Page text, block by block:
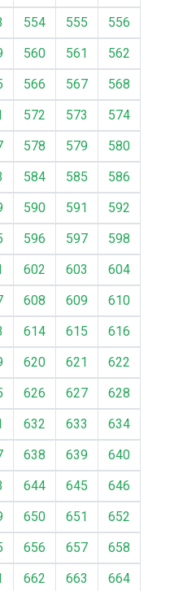
554 555
556
560 561
562
566 567
568
572 573
574
578 579
580
584 585
586
590 591
592
596 597
598
602 603
604
608 609
610
614 615
616
620 621
622
626 627
628
632 633
634
638 639
640
644 645
646
650 651
652
656 657
658
662 663
664